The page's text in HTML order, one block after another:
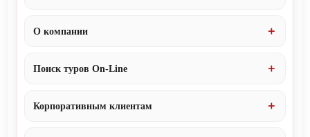
О компании
Поиск туров On-Line
Корпоративным клиентам